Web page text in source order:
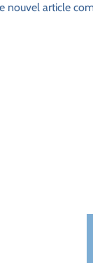
nouvel article